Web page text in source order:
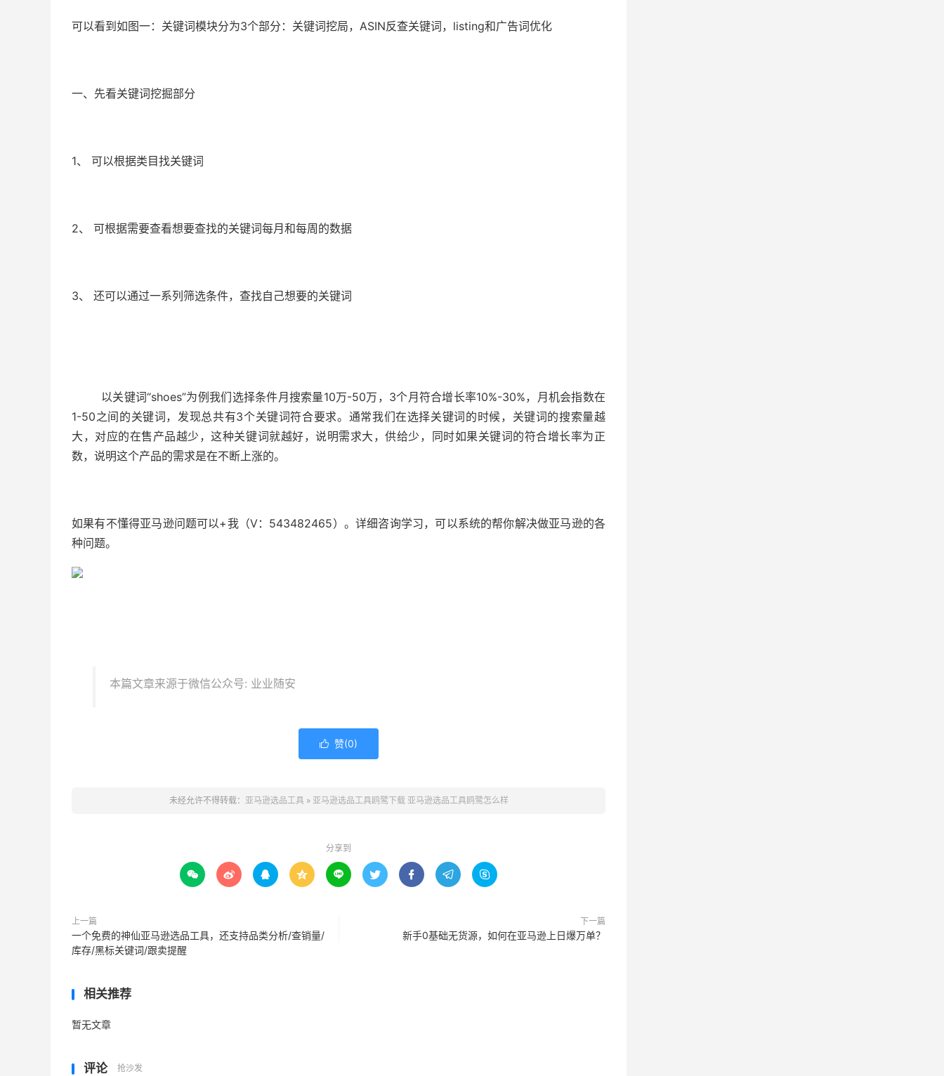
可以看到如图一：关键词模块分为3个部分：关键词挖局，ASIN反查关键词，listing和广告词优化
一、先看关键词挖掘部分
1、 可以根据类目找关键词
2、 可根据需要查看想要查找的关键词每月和每周的数据
3、 还可以通过一系列筛选条件，查找自己想要的关键词
以关键词“shoes”为例我们选择条件月搜索量10万-50万，3个月符合增长率10%-30%，月机会指数在
1-50之间的关键词，发现总共有3个关键词符合要求。通常我们在选择关键词的时候，关键词的搜索量越
大，对应的在售产品越少，这种关键词就越好，说明需求大，供给少，同时如果关键词的符合增长率为正
数，说明这个产品的需求是在不断上涨的。
如果有不懂得亚马逊问题可以+我（V：543482465）。详细咨询学习，可以系统的帮你解决做亚马逊的各
种问题。
本篇文章来源于微信公众号: 业业随安
 赞(0)
未经允许不得转载： 亚马逊选品工具» 亚马逊选品工具鸥鹭下载 亚马逊选品工具鸥鹭怎么样
分享到
        
上一篇
一个免费的神仙亚马逊选品工具，还支持品类分析/查销量/
库存/黑标关键词/跟卖提醒
下一篇
新手0基础无货源，如何在亚马逊上日爆万单？
相关推荐
暂无文章
评论 抢沙发